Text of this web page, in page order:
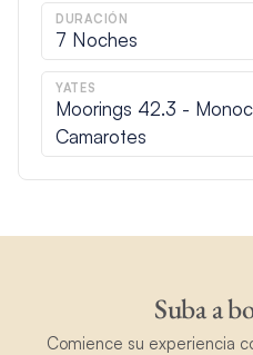
DURACIÓN
7 Noches
YATES
Moorings 42.3 -
Camarotes
Suba a
Comience su experiencia